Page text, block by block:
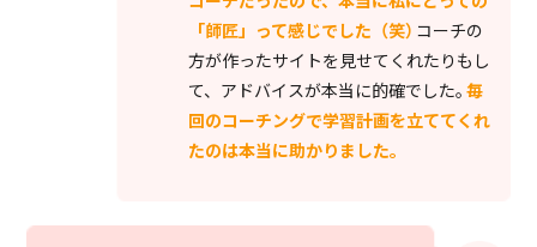
「師匠」って感じでした（笑）コーチの
方が作ったサイトを見せてくれたりもし
て、アドバイスが本当に的確でした。毎
回のコーチングで学習計画を立ててくれ
たのは本当に助かりました。